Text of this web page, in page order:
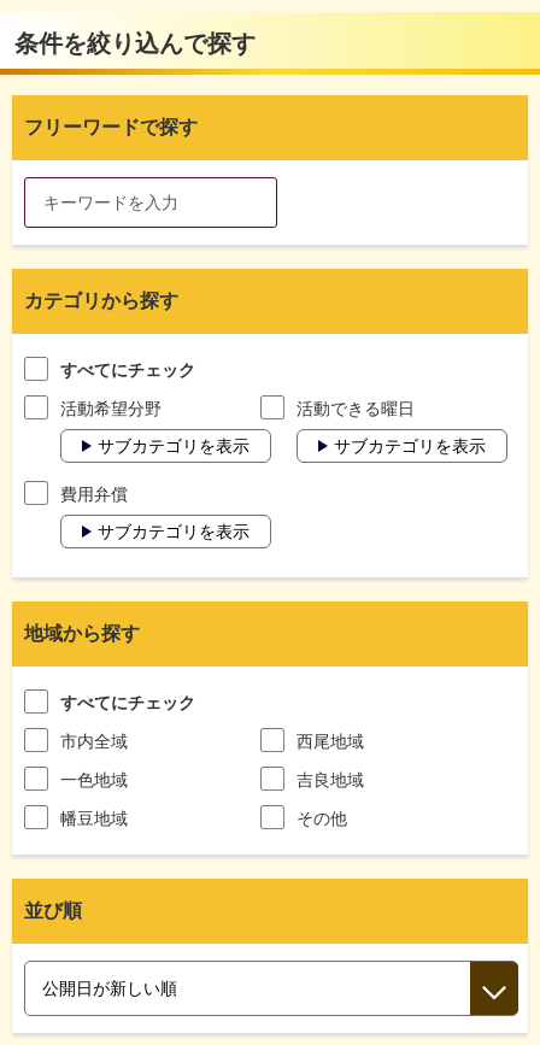
条件を絞り込んで探す
フリーワードで探す
カテゴリから探す
すべてにチェック
活動希望分野
サブカテゴリを表示
活動できる曜日
サブカテゴリを表示
費用弁償
サブカテゴリを表示
地域から探す
すべてにチェック
市内全域
西尾地域
一色地域
吉良地域
幡豆地域
その他
並び順